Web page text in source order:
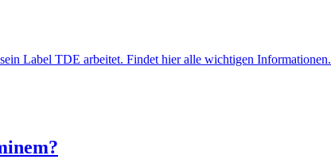
Label TDE arbeitet. Findet hier alle wichtigen Informationen.